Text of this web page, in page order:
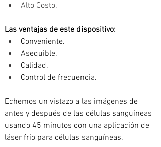
Alto Costo.
Las ventajas de este dispositivo:
Conveniente.
Asequible.
Calidad.
Control de frecuencia.
Echemos un vistazo a las imágenes de
antes y después de las células sanguíneas
usando 45 minutos con una aplicación de
láser frío para células sanguíneas.